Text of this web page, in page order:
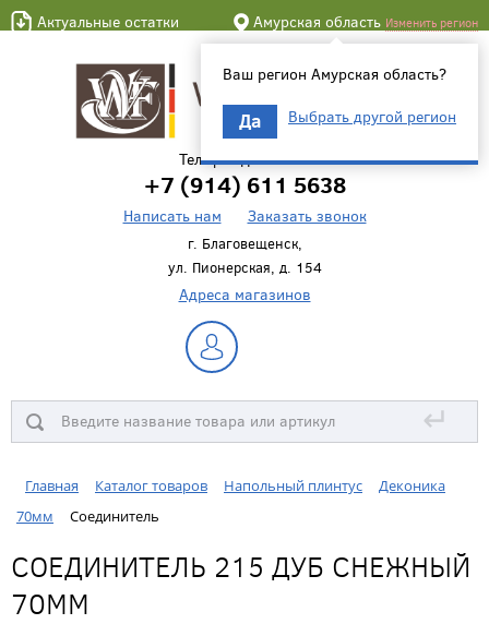
Актуальные остатки Амурская область Изменить регион
Ваш регион Амурская область?
Да Выбрать другой регион
Телефон для связи
+7 (914) 611 5638
Написать нам Заказать звонок
г. Благовещенск,
ул. Пионерская, д. 154
Адреса магазинов
↵
Главная Каталог товаров Напольный плинтус
Деконика
70мм
Соединитель
СОЕДИНИТЕЛЬ 215 ДУБ СНЕЖНЫЙ
70ММ